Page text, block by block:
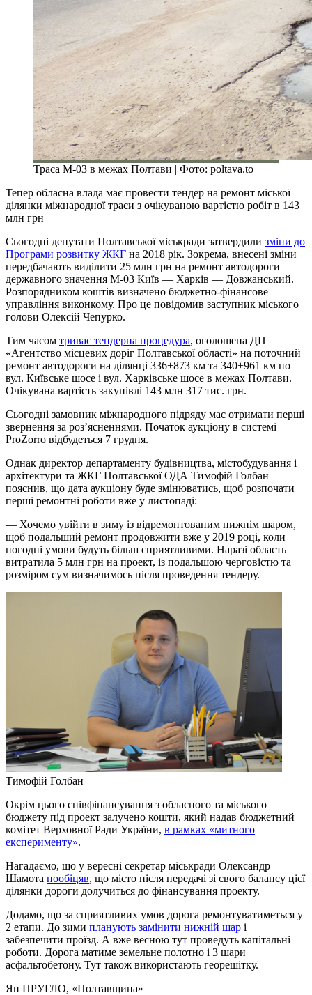
Траса М-03 в межах Полтави | Фото: poltava.to
Тепер обласна влада має провести тендер на ремонт міської
ділянки міжнародної траси з очікуваною вартістю робіт в 143
млн грн
Сьогодні депутати Полтавської міськради затвердили зміни до
Програми розвитку ЖКГ на 2018 рік. Зокрема, внесені зміни
передбачають виділити 25 млн грн на ремонт автодороги
державного значення М-03 Київ — Харків — Довжанський.
Розпорядником коштів визначено бюджетно-фінансове
управління виконкому. Про це повідомив заступник міського
голови Олексій Чепурко.
Тим часом триває тендерна процедура, оголошена ДП
«Агентство місцевих доріг Полтавської області» на поточний
ремонт автодороги на ділянці 336+873 км та 340+961 км по
вул. Київське шосе і вул. Харківське шосе в межах Полтави.
Очікувана вартість закупівлі 143 млн 317 тис. грн.
Сьогодні замовник міжнародного підряду має отримати перші
звернення за роз’ясненнями. Початок аукціону в системі
ProZorro відбудеться 7 грудня.
Однак директор департаменту будівництва, містобудування і
архітектури та ЖКГ Полтавської ОДА Тимофій Голбан
пояснив, що дата аукціону буде змінюватись, щоб розпочати
перші ремонтні роботи вже у листопаді:
— Хочемо увійти в зиму із відремонтованим нижнім шаром,
щоб подальший ремонт продовжити вже у 2019 році, коли
погодні умови будуть більш сприятливими. Наразі область
витратила 5 млн грн на проект, із подальшою черговістю та
розміром сум визначимось після проведення тендеру.
Тимофій Голбан
Окрім цього співфінансування з обласного та міського
бюджету під проект залучено кошти, який надав бюджетний
комітет Верховної Ради України, в рамках «митного
експерименту».
Нагадаємо, що у вересні секретар міськради Олександр
Шамота пообіцяв, що місто після передачі зі свого балансу цієї
ділянки дороги долучиться до фінансування проекту.
Додамо, що за сприятливих умов дорога ремонтуватиметься у
2 етапи. До зими планують замінити нижній шар і
забезпечити проїзд. А вже весною тут проведуть капітальні
роботи. Дорога матиме земельне полотно і 3 шари
асфальтобетону. Тут також використають георешітку.
Ян ПРУГЛО, «Полтавщина»